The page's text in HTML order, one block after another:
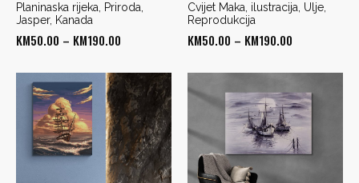
Planinaska rijeka, Priroda,
Jasper, Kanada
KM50.00 – KM190.00
KM50.00
through
KM190.00
Cvijet Maka, ilustracija, Ulje,
Reprodukcija
KM50.00 – KM190.00
through
KM190.00